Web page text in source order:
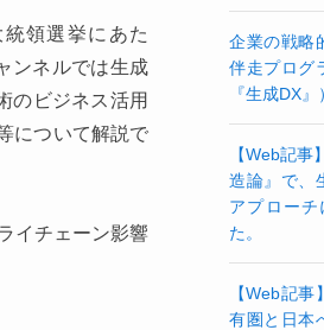
領選挙にあた
ンネルでは生成
のビジネス活用
について解説で
イチェーン影響
企業の戦略
伴走プログ
『生成DX』）
【Web記
造論』で、
アプロー
た。
【Web記
有圏と日本